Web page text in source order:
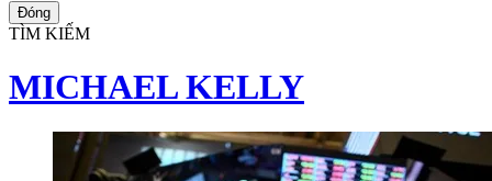
Đóng
TÌM KIẾM
MICHAEL KELLY